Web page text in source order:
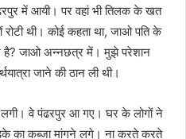
में आयी। पर वहां भी तिलक के खत
थी। कोई कहता था, जाओ पति के
है? जाओ अन्नछत्र में। मुझे परेशान
जाने की ठान ली थी।
वे पंढरपुर आ गए। घर के लोगों ने
का कब्जा मांगने लगे। ना करते करते